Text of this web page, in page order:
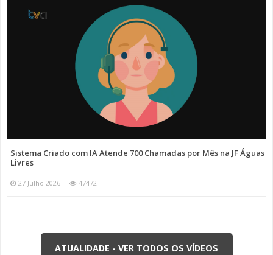
Sistema Criado com IA Atende 700 Chamadas por Mês na JF Águas
Livres
27 Julho 2026 47472
ATUALIDADE - VER TODOS OS VÍDEOS